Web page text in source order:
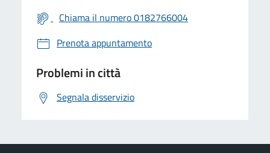
Chiama il numero 0182766004
Prenota appuntamento
Problemi in città
Segnala disservizio